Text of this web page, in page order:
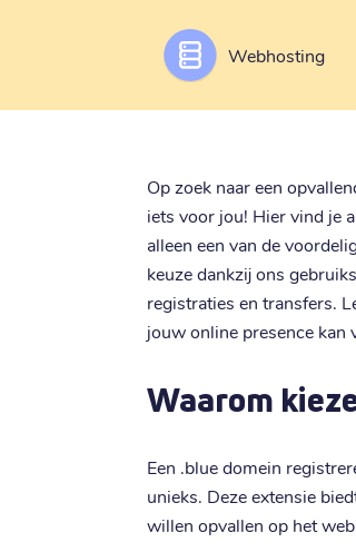
Webhosting
Op zoek naar een
iets voor jou! Hier vind je
alleen een van de
keuze dankzij ons
registraties en transfers.
jouw online presence kan
Waarom
Een .blue domein
unieks. Deze extensie
willen opvallen op het